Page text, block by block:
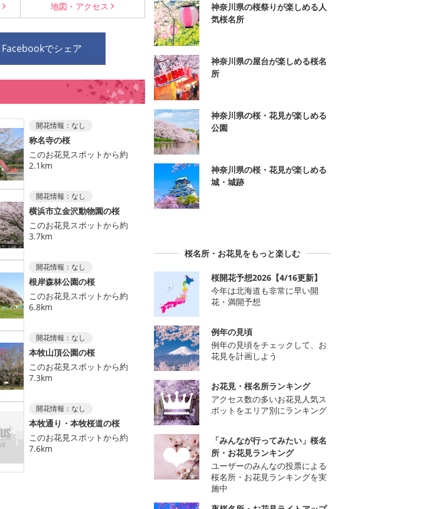
地図・ アクセス
Facebookでシェア
開花情報： なし
称名寺の桜
このお花見スポットから約
2.1km
開花情報： なし
横浜市立金沢動物園の桜
このお花見スポットから約
3.7km
開花情報： なし
根岸森林公園の桜
このお花見スポットから約
6.8km
開花情報： なし
本牧山頂公園の桜
このお花見スポットから約
7.3km
開花情報： なし
本牧通り・本牧桜道の桜
このお花見スポットから約
7.6km
神奈川県の桜祭りが楽しめる人
気桜名所
神奈川県の屋台が楽しめる桜名
所
神奈川県の桜・花見が楽しめる
公園
神奈川県の桜・花見が楽しめる
城・城跡
桜名所・お花見をもっと楽しむ
桜開花予想2026【4/16更新】
今年は北海道も非常に早い開
花・満開予想
例年の見頃
例年の見頃をチェックして、お
花見を計画しよう
お花見・桜名所ランキング
アクセス数の多いお花見人気ス
ポットをエリア別にランキング
「みんなが行ってみたい」桜名
所・お花見ランキング
ユーザーのみんなの投票による
桜名所・お花見ランキングを実
施中